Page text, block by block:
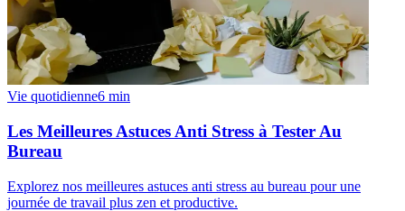
Vie quotidienne6 min
Les Meilleures Astuces Anti Stress à Tester Au
Bureau
Explorez nos meilleures astuces anti stress au bureau pour une
journée de travail plus zen et productive.